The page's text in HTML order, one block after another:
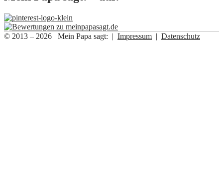
© 2013 – 2026 Mein Papa sagt: | Impressum | Datenschutz